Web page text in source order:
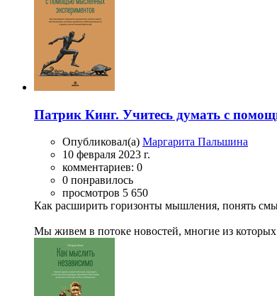
Патрик Кинг. Учитесь думать с
Опубликовал(а) Маргарита Пальшина
10 февраля 2023 г.
комментариев: 0
0 понравилось
просмотров 5 650
Как расширить горизонты мышления, понять
Мы живем в потоке новостей, многие из